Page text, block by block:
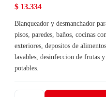
$13.334
Blanqueador y desmanchador
pisos, paredes, baños, cocinas
exteriores, depositos de
lavables, desinfeccion de frutas
potables.